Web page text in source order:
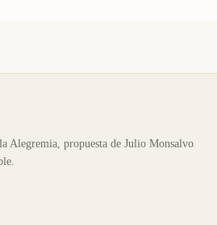
Alegremia, propuesta de Julio Monsalvo